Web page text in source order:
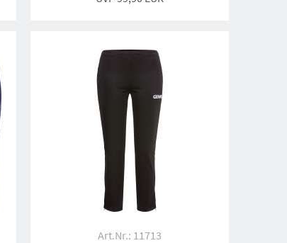
Art.Nr.: 11713